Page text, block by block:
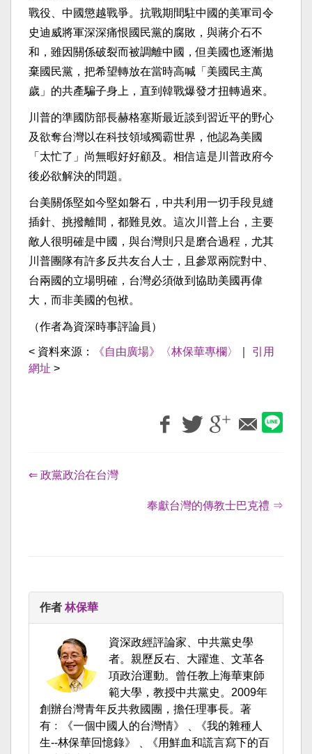
戰役、中國懲越戰爭。抗戰期間駐中國的美軍司令
史迪威將軍深深痛恨國民黨的腐敗，與蔣介石不
和，雖因關係破裂而被調離中國，但美國也逐漸拋
棄國民黨，把希望轉放在當時高喊「美國民主萬
歲」的共產騙子身上，直到韓戰爆發才扭轉過來。
川普的準國防部長赫格塞斯最近談到習近平的野心
及欲奪台灣以在科技領域獨霸世界，他認為美國
「太忙了」尚無暇好好顧及。相信這是川普政府今
後必欲解決的問題。
台美關係堅如今堅如磐石，中共利用一切手段見縫
插針、挑撥離間，都難見效。這次川普上台，主要
敵人很明確是中國，與台灣則只是磨合過程，尤其
川普團隊有許多反共友台人士，且參眾兩院對中、
台兩國的立場明確，台灣必須做到協助美國再偉
大，而非美國的包袱。
（作者為資深時事評論員）
< 資料來源： 《自由廣場》〈林保華專欄〉
引用
網址 >
⇐ 政黨政治在台灣
奉獻台灣的傳教士巴克禮 ⇒
作者 林保華
資深政經評論家、中共黨史學
者。親歷反右、大躍進、文革各
項政治運動。曾任教上海華東師
範大學，教授中共黨史。2009年
創辦台灣青年反共救國團，擔任理事長。著
有﹕《一個中國人的台灣情》﹑《我的雜種人
生--林保華回憶錄》﹑《用鮮血和謊言寫下的百